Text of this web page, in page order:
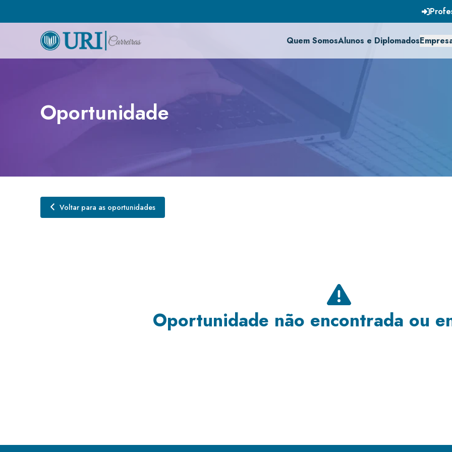
Quem SomosAlunos e Diplomados
Oportunidade
Voltar para as oportunidades
Oportunidade não encontrada ou